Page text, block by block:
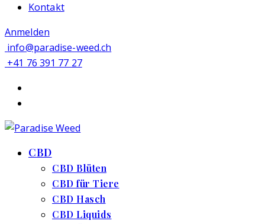
Kontakt
Anmelden
info@paradise-weed.ch
+41 76 391 77 27
CBD
CBD Blüten
CBD für Tiere
CBD Hasch
CBD Liquids